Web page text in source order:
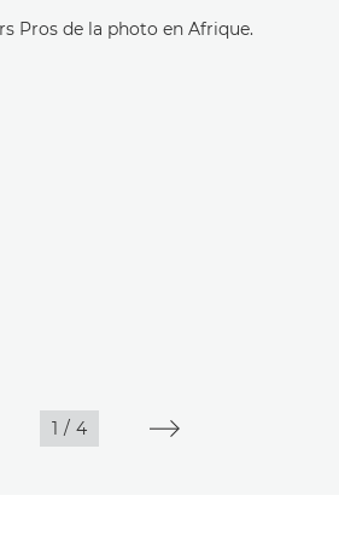
Pros de la photo en Afrique.
1 / 4